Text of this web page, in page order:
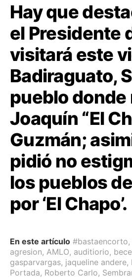
Hay que
el Presidente
visitará este
Badiraguato,
pueblo donde
Joaquín “El
Guzmán;
pidió no
los pueblos
por ‘El Chapo’.
En este artículo #bastaencorto,
agresion, AMLO, auditiorio,
gasparvargas, jaqueline andere,
Portada, Roberto Carlo,